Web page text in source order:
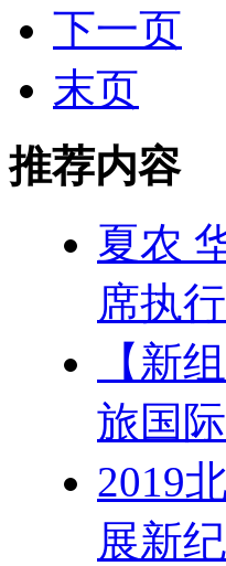
下一页
末页
推荐内容
夏农
席执
【新
旅国
2019
展新